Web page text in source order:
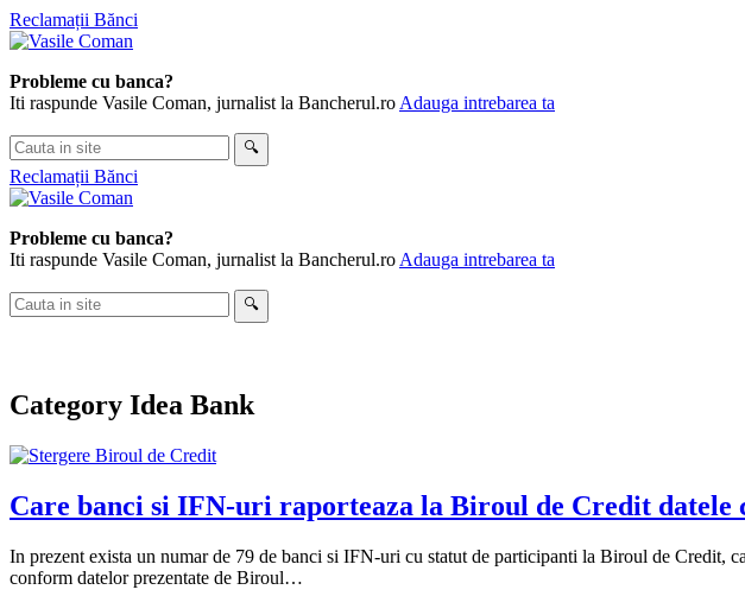
Skip
to
Reclamații Bănci
Probleme cu banca?
Iti raspunde Vasile Coman, jurnalist la Bancherul.ro Adauga intrebarea ta
Cauta
in
site
🔍
Reclamații Bănci
Probleme cu banca?
Iti raspunde Vasile Coman, jurnalist la Bancherul.ro Adauga intrebarea ta
Cauta
in
🔍
Category Idea Bank
Care banci si IFN-uri raporteaza la Biroul de Credit datele
In prezent exista un numar de 79 de banci si IFN-uri cu statut de participanti la Biroul de Credit,
conform datelor prezentate de Biroul…